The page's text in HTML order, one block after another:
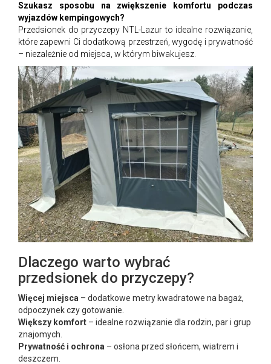
Szukasz sposobu na zwiększenie komfortu podczas
wyjazdów kempingowych?
Przedsionek do przyczepy NTL-Lazur to idealne rozwiązanie,
które zapewni Ci dodatkową przestrzeń, wygodę i prywatność
– niezależnie od miejsca, w którym biwakujesz.
Dlaczego warto wybrać
przedsionek do przyczepy?
Więcej miejsca – dodatkowe metry kwadratowe na bagaż,
odpoczynek czy gotowanie.
Większy komfort – idealne rozwiązanie dla rodzin, par i grup
znajomych.
Prywatność i ochrona – osłona przed słońcem, wiatrem i
deszczem.